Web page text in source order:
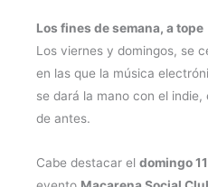
Los fines de semana, a tope
Los viernes y domingos, se
en las que la música
se dará la mano con el
de antes.
Cabe destacar el domingo